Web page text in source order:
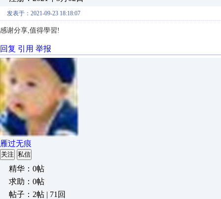
发表于：2021-09-23 18:18:07
感谢分享,值得學習!
回复 引用 举报
雁过无痕
关注 私信
精华：0帖
求助：0帖
帖子：2帖 | 71回